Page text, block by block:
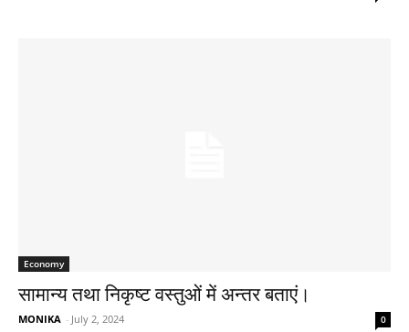
Economy
सामान्य तथा निकृष्ट वस्तुओं में अन्तर बताएं।
MONIKA - July 2, 2024 0